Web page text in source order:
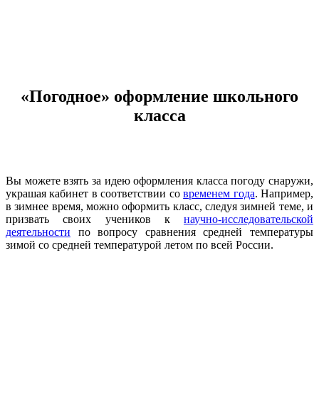
«Погодное» оформление школьного
класса
Вы можете взять за идею оформления класса погоду снаружи,
украшая кабинет в соответствии современем года. Например,
в зимнее время, можно оформить класс, следуя зимней теме, и
призвать своих учеников к научно-исследовательской
деятельности по вопросу сравнения средней температуры
зимой со средней температурой летом по всей России.